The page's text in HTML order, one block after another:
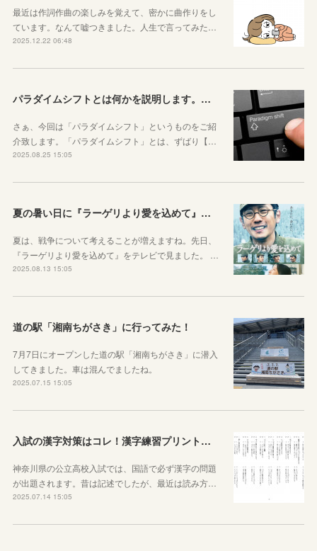
最近は作詞作曲の楽しみを覚えて、密かに曲作りをし
ています。なんて嘘つきました。人生で言ってみた…
2025.12.22 06:48
パラダイムシフトとは何かを説明します。あなたも使ってみましょう
さぁ、今回は「パラダイムシフト」というものをご紹
介致します。「パラダイムシフト」とは、ずばり【…
2025.08.25 15:05
夏の暑い日に『ラーゲリより愛を込めて』を見ました
夏は、戦争について考えることが増えますね。先日、
『ラーゲリより愛を込めて』をテレビで見ました。 …
2025.08.13 15:05
道の駅「湘南ちがさき」に行ってみた！
7月7日にオープンした道の駅「湘南ちがさき」に潜入
してきました。車は混んでましたね。
2025.07.15 15:05
入試の漢字対策はコレ！漢字練習プリントのご紹介！
神奈川県の公立高校入試では、国語で必ず漢字の問題
が出題されます。昔は記述でしたが、最近は読み方…
2025.07.14 15:05